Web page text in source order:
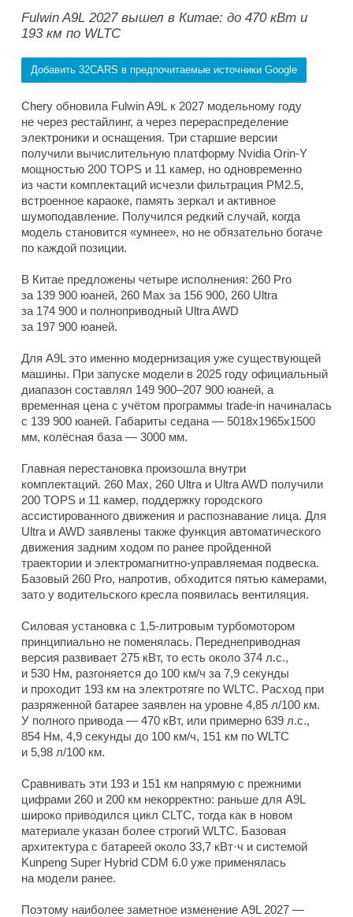
Fulwin A9L 2027 вышел в Китае: до 470 кВт и
193 км по WLTC
Добавить 32CARS в предпочитаемые источники Google
Chery обновила Fulwin A9L к 2027 модельному году
не через рестайлинг, а через перераспределение
электроники и оснащения. Три старшие версии
получили вычислительную платформу Nvidia Orin-Y
мощностью 200 TOPS и 11 камер, но одновременно
из части комплектаций исчезли фильтрация PM2.5,
встроенное караоке, память зеркал и активное
шумоподавление. Получился редкий случай, когда
модель становится «умнее», но не обязательно богаче
по каждой позиции.
В Китае предложены четыре исполнения: 260 Pro
за 139 900 юаней, 260 Max за 156 900, 260 Ultra
за 174 900 и полноприводный Ultra AWD
за 197 900 юаней.
Для A9L это именно модернизация уже существующей
машины. При запуске модели в 2025 году официальный
диапазон составлял 149 900–207 900 юаней, а
временная цена с учётом программы trade-in начиналась
с 139 900 юаней. Габариты седана — 5018x1965x1500
мм, колёсная база — 3000 мм.
Главная перестановка произошла внутри
комплектаций. 260 Max, 260 Ultra и Ultra AWD получили
200 TOPS и 11 камер, поддержку городского
ассистированного движения и распознавание лица. Для
Ultra и AWD заявлены также функция автоматического
движения задним ходом по ранее пройденной
траектории и электромагнитно-управляемая подвеска.
Базовый 260 Pro, напротив, обходится пятью камерами,
зато у водительского кресла появилась вентиляция.
Силовая установка с 1,5-литровым турбомотором
принципиально не поменялась. Переднеприводная
версия развивает 275 кВт, то есть около 374 л.с.,
и 530 Нм, разгоняется до 100 км/ч за 7,9 секунды
и проходит 193 км на электротяге по WLTC. Расход при
разряженной батарее заявлен на уровне 4,85 л/100 км.
У полного привода — 470 кВт, или примерно 639 л.с.,
854 Нм, 4,9 секунды до 100 км/ч, 151 км по WLTC
и 5,98 л/100 км.
Сравнивать эти 193 и 151 км напрямую с прежними
цифрами 260 и 200 км некорректно: раньше для A9L
широко приводился цикл CLTC, тогда как в новом
материале указан более строгий WLTC. Базовая
архитектура с батареей около 33,7 кВт·ч и системой
Kunpeng Super Hybrid CDM 6.0 уже применялась
на модели ранее.
Поэтому наиболее заметное изменение A9L 2027 —